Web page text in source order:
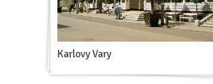
Karlovy Vary